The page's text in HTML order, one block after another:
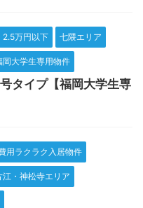
2.5万円以下 七隈エリア
岡大学生専用物件
タイプ【福岡大学生専
用ラクラク入居物件
江・神松寺エリア